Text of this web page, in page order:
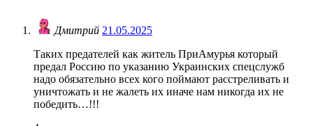
Дмитрий 21.05.2025
Таких предателей как житель ПриАмурья который
предал Россию по указанию Украинских спецслужб
надо обязательно всех кого поймают расстреливать и
уничтожать и не жалеть их иначе нам никогда их не
победить…!!!